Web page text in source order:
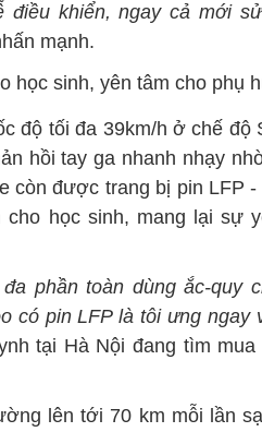
điều khiển, ngay cả mới
mạnh.
độ tối đa 39km/h ở chế độ
hồi tay ga nhanh nhạy
còn được trang bị pin LFP -
cho học sinh, mang lại sự
phần toàn dùng ắc-quy
có pin LFP là tôi ưng ngay
tại Hà Nội đang tìm
lên tới 70 km mỗi lần